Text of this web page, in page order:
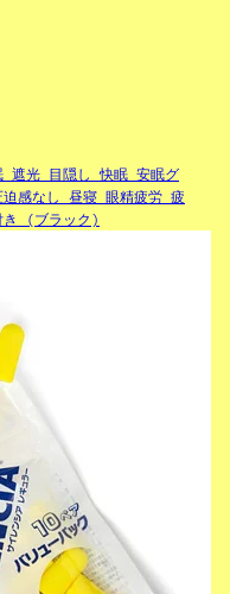
遮光 目隠し 快眠 安眠グ
感なし 昼寝 眼精疲労 疲
き (ブラック)